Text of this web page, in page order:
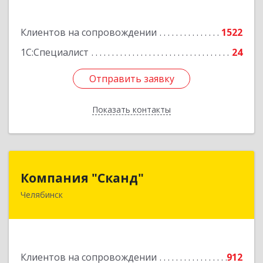
Клиентов на сопровождении
1522
1С:Специалист
24
Отправить заявку
Показать контакты
Отправить заявку
Назад
Компания "Сканд"
Челябинск
Клиентов на сопровождении
912